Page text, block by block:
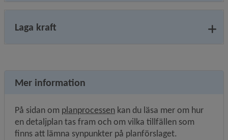
Laga kraft
Mer information
På sidan om planprocessen kan du läsa mer om hur
en detaljplan tas fram och om vilka tillfällen som
finns att lämna synpunkter på planförslaget.